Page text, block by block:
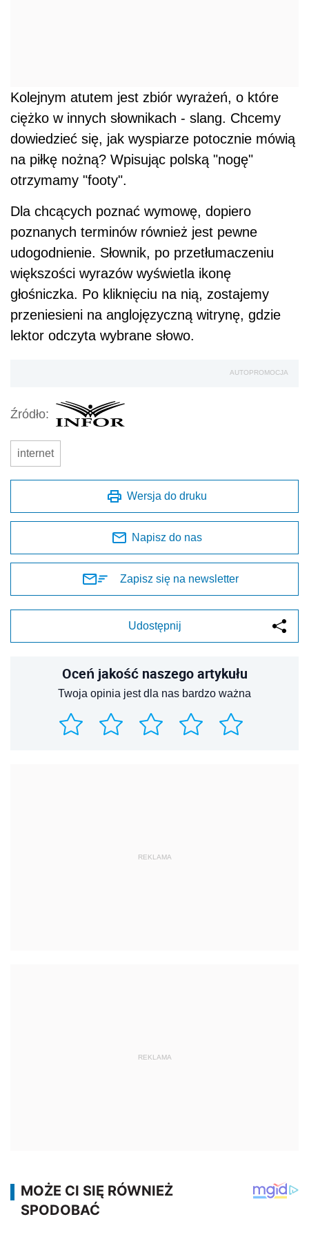
Kolejnym atutem jest zbiór wyrażeń, o które
ciężko w innych słownikach - slang. Chcemy
dowiedzieć się, jak wyspiarze potocznie mówią
na piłkę nożną? Wpisując polską "nogę"
otrzymamy "footy".
Dla chcących poznać wymowę, dopiero
poznanych terminów również jest pewne
udogodnienie. Słownik, po przetłumaczeniu
większości wyrazów wyświetla ikonę
głośniczka. Po kliknięciu na nią, zostajemy
przeniesieni na anglojęzyczną witrynę, gdzie
lektor odczyta wybrane słowo.
AUTOPROMOCJA
Źródło:
internet
Wersja do druku
Napisz do nas
Zapisz się na newsletter
Udostępnij
Oceń jakość naszego artykułu
Twoja opinia jest dla nas bardzo ważna
REKLAMA
REKLAMA